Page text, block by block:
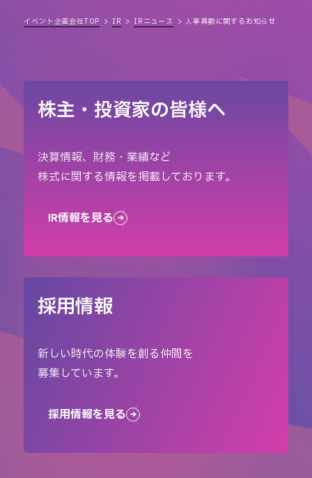
イベント企画会社TOP IR IRニュース 人事異動に関するお知らせ
株主・投資家の皆様へ
決算情報、財務・業績など
株式に関する情報を掲載しております。
IR情報を見る
採用情報
新しい時代の体験を創る仲間を
募集しています。
採用情報を見る